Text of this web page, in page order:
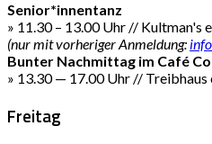
Senior*innentanz
» 11.30 – 13.00 Uhr // Kultman's
(nur mit vorheriger Anmeldung:
Bunter Nachmittag im Café
» 13.30 — 17.00 Uhr // Treibhaus
Freitag